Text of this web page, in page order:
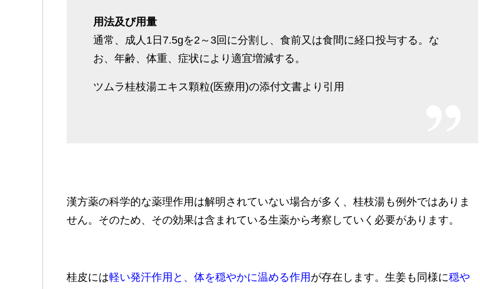
用法及び用量
通常、成人1日7.5gを2～3回に分割し、食前又は食間に経口投与する。な
お、年齢、体重、症状により適宜増減する。
ツムラ桂枝湯エキス顆粒(医療用)の添付文書より引用
漢方薬の科学的な薬理作用は解明されていない場合が多く、桂枝湯も例外ではありま
せん。そのため、その効果は含まれている生薬から考察していく必要があります。
桂皮には軽い発汗作用と、体を穏やかに温める作用 が存在します。生姜も同様に穏や